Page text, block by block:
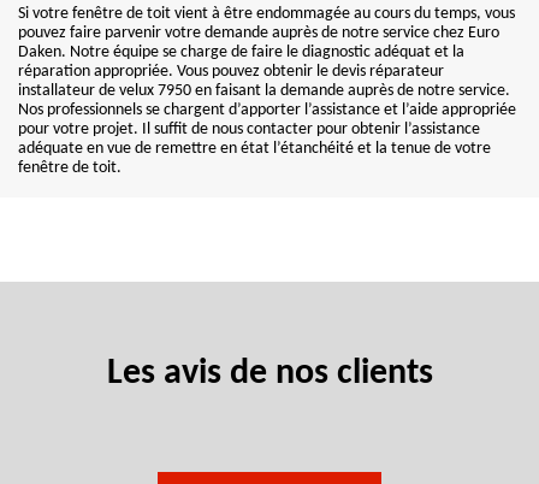
Si votre fenêtre de toit vient à être endommagée au cours du temps, vous
pouvez faire parvenir votre demande auprès de notre service chez Euro
Daken. Notre équipe se charge de faire le diagnostic adéquat et la
réparation appropriée. Vous pouvez obtenir le devis réparateur
installateur de velux 7950 en faisant la demande auprès de notre service.
Nos professionnels se chargent d’apporter l’assistance et l’aide appropriée
pour votre projet. Il suffit de nous contacter pour obtenir l’assistance
adéquate en vue de remettre en état l’étanchéité et la tenue de votre
fenêtre de toit.
Les avis de nos clients